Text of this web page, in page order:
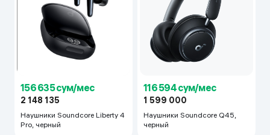
156 635 сум/мес
2 148 135
Наушники Soundcore Liberty 4
Pro, черный
116 594 сум/мес
1 599 000
Наушники Soundcore Q45,
черный